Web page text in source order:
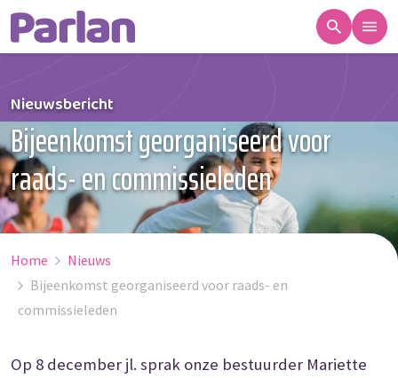
Nieuwsbericht
Bijeenkomst georganiseerd voor
raads- en commissieleden
Home
Nieuws
Bijeenkomst georganiseerd voor raads- en
commissieleden
Op 8 december jl. sprak onze bestuurder Mariette